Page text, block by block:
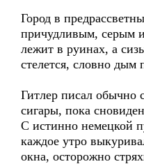
Город в
причудливым, серым
лежит в руинах, а
стелется, словно дым
Гитлер писал обычно
сигары, пока
С истинно немецкой
каждое утро
окна, осторожно